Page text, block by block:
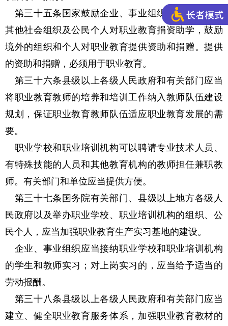
第三十五条国家鼓励企业、事业组织、社会团体、
其他社会组织及公民个人对职业教育捐资助学，鼓励
境外的组织和个人对职业教育提供资助和捐赠。提供
的资助和捐赠，必须用于职业教育。
第三十六条县级以上各级人民政府和有关部门应当
将职业教育教师的培养和培训工作纳入教师队伍建设
规划，保证职业教育教师队伍适应职业教育发展的需
要。
职业学校和职业培训机构可以聘请专业技术人员、
有特殊技能的人员和其他教育机构的教师担任兼职教
师。有关部门和单位应当提供方便。
第三十七条国务院有关部门、县级以上地方各级人
民政府以及举办职业学校、职业培训机构的组织、公
民个人，应当加强职业教育生产实习基地的建设。
企业、事业组织应当接纳职业学校和职业培训机构
的学生和教师实习；对上岗实习的，应当给予适当的
劳动报酬。
第三十八条县级以上各级人民政府和有关部门应当
建立、健全职业教育服务体系，加强职业教育教材的